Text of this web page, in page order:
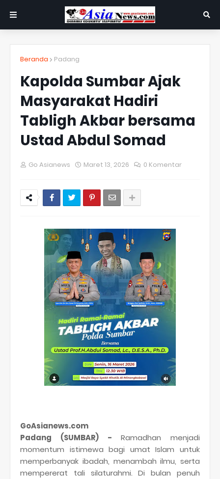
Beranda Padang
Kapolda Sumbar Ajak
Masyarakat Hadiri
Tabligh Akbar bersama
Ustad Abdul Somad
Go Asianews Maret 13, 2026 0 Komentar
GoAsianews.com
Padang (SUMBAR) - Ramadhan menjadi
momentum istimewa bagi umat Islam untuk
memperbanyak ibadah, menambah ilmu, serta
mempererat tali silaturahmi. Di bulan penuh